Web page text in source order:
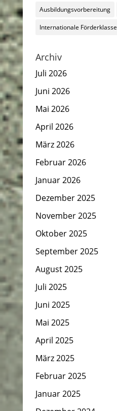
Ausbildungsvorbereitung
Internationale Förderklasse
Archiv
Juli 2026
Juni 2026
Mai 2026
April 2026
März 2026
Februar 2026
Januar 2026
Dezember 2025
November 2025
Oktober 2025
September 2025
August 2025
Juli 2025
Juni 2025
Mai 2025
April 2025
März 2025
Februar 2025
Januar 2025